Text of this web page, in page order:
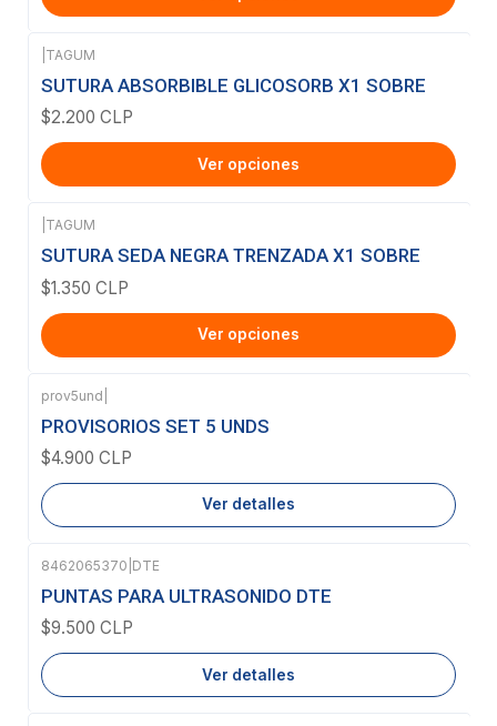
TAGUM
SUTURA ABSORBIBLE GLICOSORB X1 SOBRE
$2.200 CLP
Ver opciones
TAGUM
SUTURA SEDA NEGRA TRENZADA X1 SOBRE
$1.350 CLP
Ver opciones
Agotado
prov5und
PROVISORIOS SET 5 UNDS
$4.900 CLP
Ver detalles
Agotado
8462065370 DTE
PUNTAS PARA ULTRASONIDO DTE
$9.500 CLP
Ver detalles